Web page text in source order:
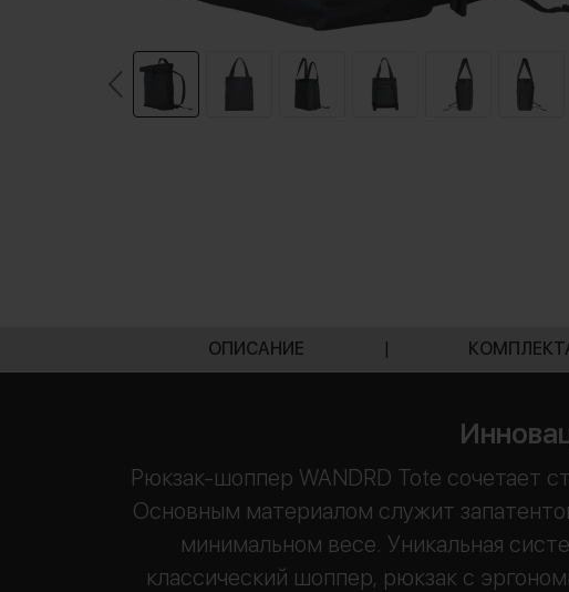
ОПИСАНИЕ |
Рюкзак-шоппер WANDRD Tote сочетает
Основным материалом служит
минимальном весе. Уникальная
классический шоппер, рюкзак с